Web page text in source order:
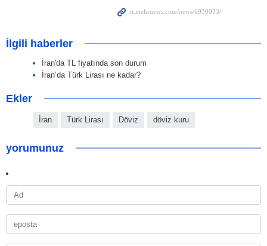
İlgili haberler
İran'da TL fiyatında son durum
İran’da Türk Lirası ne kadar?
Ekler
İran Türk Lirası Döviz döviz kuru
yorumunuz